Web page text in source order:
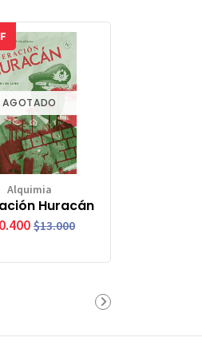
AGOTADO
Alquimia
Huracán
$13.000